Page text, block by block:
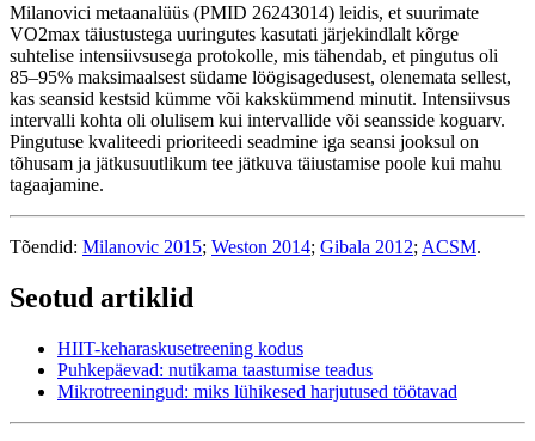
Milanovici metaanalüüs (PMID 26243014) leidis, et suurimate
VO2max täiustustega uuringutes kasutati järjekindlalt kõrge
suhtelise intensiivsusega protokolle, mis tähendab, et pingutus oli
85–95% maksimaalsest südame löögisagedusest, olenemata sellest,
kas seansid kestsid kümme või kakskümmend minutit. Intensiivsus
intervalli kohta oli olulisem kui intervallide või seansside koguarv.
Pingutuse kvaliteedi prioriteedi seadmine iga seansi jooksul on
tõhusam ja jätkusuutlikum tee jätkuva täiustamise poole kui mahu
tagaajamine.
Tõendid: Milanovic 2015; Weston 2014; Gibala 2012; ACSM.
Seotud artiklid
HIIT-keharaskusetreening kodus
Puhkepäevad: nutikama taastumise teadus
Mikrotreeningud: miks lühikesed harjutused töötavad